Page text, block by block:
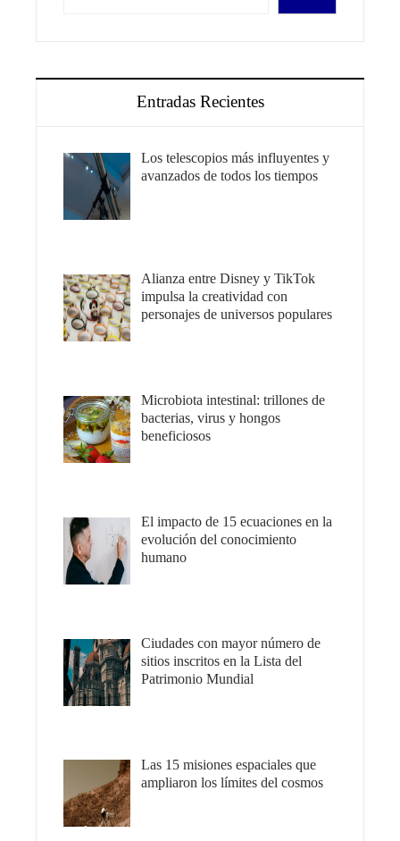
Entradas Recientes
Los telescopios más influyentes y
avanzados de todos los tiempos
Alianza entre Disney y TikTok
impulsa la creatividad con
personajes de universos populares
Microbiota intestinal: trillones de
bacterias, virus y hongos
beneficiosos
El impacto de 15 ecuaciones en la
evolución del conocimiento
humano
Ciudades con mayor número de
sitios inscritos en la Lista del
Patrimonio Mundial
Las 15 misiones espaciales que
ampliaron los límites del cosmos